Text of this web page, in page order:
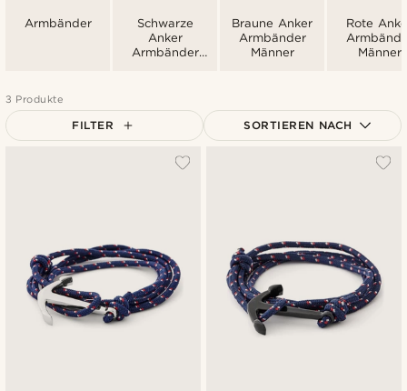
Armbänder
Schwarze
Anker
Armbänder
Braune Anker
Armbänder
Männer
Rote
Männer
3 Produkte
FILTER SORTIEREN NACH
Höchster Preis